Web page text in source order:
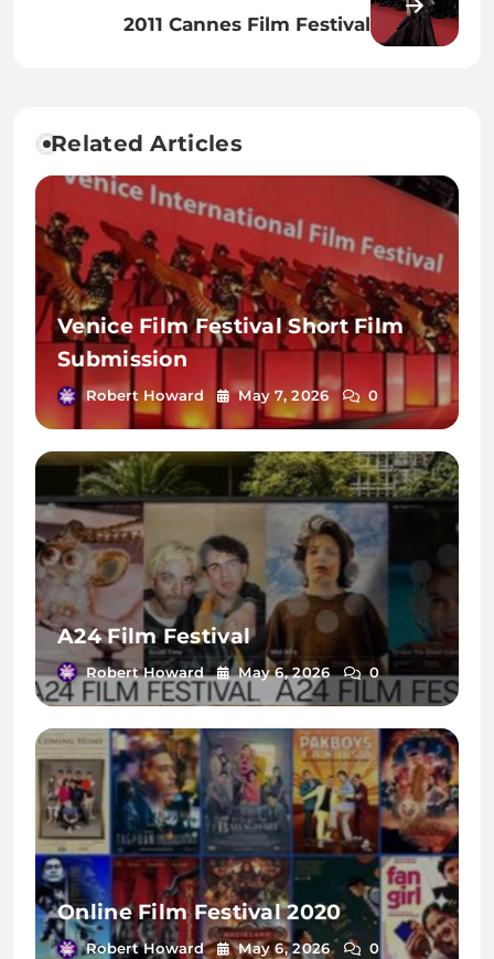
2011 Cannes Film Festival
Related Articles
Venice Film Festival Short Film
Submission
Robert Howard May 7, 2026 0
A24 Film Festival
Robert Howard May 6, 2026 0
Online Film Festival 2020
Robert Howard May 6, 2026 0